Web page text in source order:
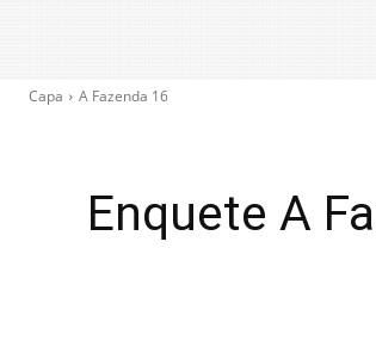
Capa A Fazenda 16
Enquete A